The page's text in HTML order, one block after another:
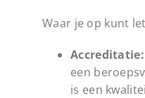
Waar je op kunt
Accreditatie:
een
is een